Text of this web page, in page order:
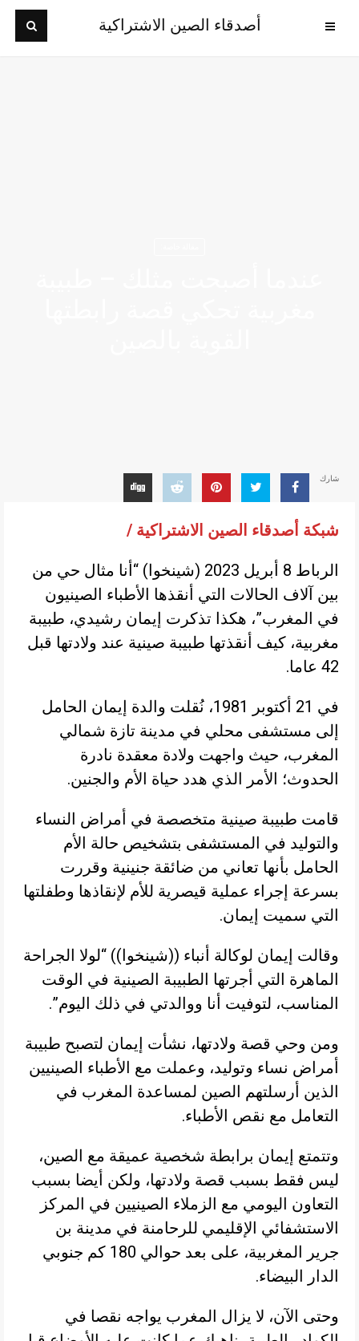
أصدقاء الصين الاشتراكية
شارك
شبكة أصدقاء الصين الاشتراكية /
الرباط 8 أبريل 2023 (شينخوا) “أنا مثال حي من
بين آلاف الحالات التي أنقذها الأطباء الصينيون
في المغرب”، هكذا تذكرت إيمان رشيدي، طبيبة
مغربية، كيف أنقذتها طبيبة صينية عند ولادتها قبل
42 عاما.
في 21 أكتوبر 1981، نُقلت والدة إيمان الحامل
إلى مستشفى محلي في مدينة تازة شمالي
المغرب، حيث واجهت ولادة معقدة نادرة
الحدوث؛ الأمر الذي هدد حياة الأم والجنين.
قامت طبيبة صينية متخصصة في أمراض النساء
والتوليد في المستشفى بتشخيص حالة الأم
الحامل بأنها تعاني من ضائقة جنينية وقررت
بسرعة إجراء عملية قيصرية للأم لإنقاذها وطفلتها
التي سميت إيمان.
وقالت إيمان لوكالة أنباء ((شينخوا)) “لولا الجراحة
الماهرة التي أجرتها الطبيبة الصينية في الوقت
المناسب، لتوفيت أنا ووالدتي في ذلك اليوم”.
ومن وحي قصة ولادتها، نشأت إيمان لتصبح طبيبة
أمراض نساء وتوليد، وعملت مع الأطباء الصينيين
الذين أرسلتهم الصين لمساعدة المغرب في
التعامل مع نقص الأطباء.
وتتمتع إيمان برابطة شخصية عميقة مع الصين،
ليس فقط بسبب قصة ولادتها، ولكن أيضا بسبب
التعاون اليومي مع الزملاء الصينيين في المركز
الاستشفائي الإقليمي للرحامنة في مدينة بن
جرير المغربية، على بعد حوالي 180 كم جنوبي
الدار البيضاء.
وحتى الآن، لا يزال المغرب يواجه نقصا في